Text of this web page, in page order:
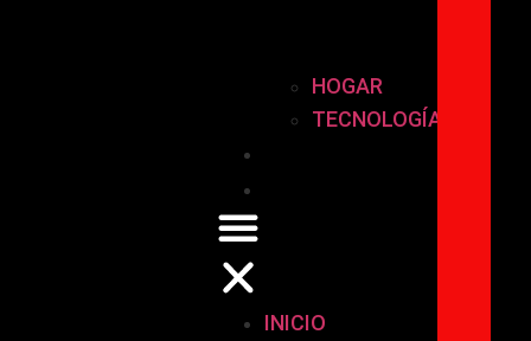
HOGAR
TECNOLOGÍA
INICIO